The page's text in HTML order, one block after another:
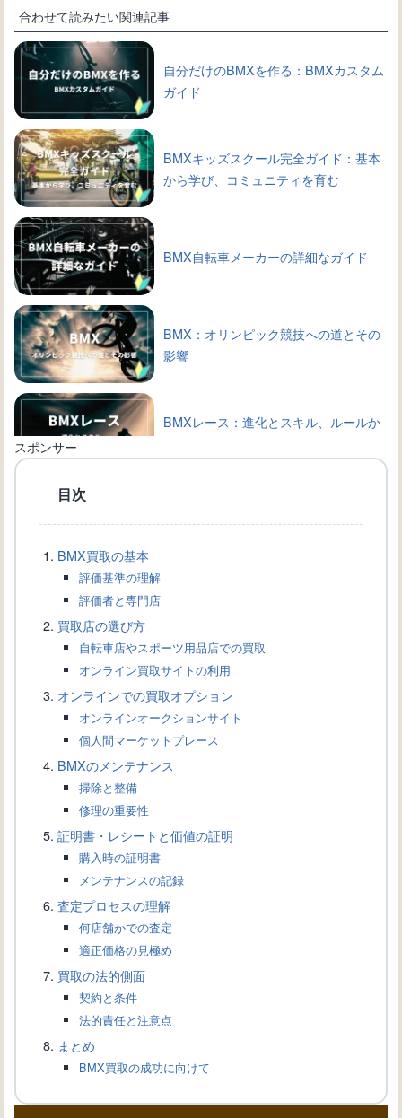
合わせて読みたい関連記事
自分だけのBMXを作る：BMXカスタム
ガイド
BMXキッズスクール完全ガイド：基本
から学び、コミュニティを育む
BMX自転車メーカーの詳細なガイド
BMX：オリンピック競技への道とその
影響
BMXレース：進化とスキル、ルールか
ルールまで
されるアクションスポーツ
BMXを通販で購入するための完全ガイ
の選び方と保管方法
BMX愛好家へ: BMXショップガイ
BMXファッション：スポーツとスタイ
スポンサー
目次
BMX買取の基本
評価基準の理解
評価者と専門店
買取店の選び方
自転車店やスポーツ用品店での買取
オンライン買取サイトの利用
オンラインでの買取オプション
オンラインオークションサイト
個人間マーケットプレース
BMXのメンテナンス
掃除と整備
修理の重要性
証明書・レシートと価値の証明
購入時の証明書
メンテナンスの記録
査定プロセスの理解
何店舗かでの査定
適正価格の見極め
買取の法的側面
契約と条件
法的責任と注意点
まとめ
BMX買取の成功に向けて